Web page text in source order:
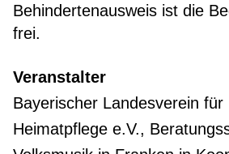
Behindertenausweis ist die
frei.
Veranstalter
Bayerischer Landesverein für
Heimatpflege e.V.,